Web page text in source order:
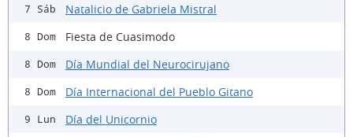
7 Sáb Natalicio de Gabriela Mistral
8 Dom Fiesta de Cuasimodo
8 Dom Día Mundial del Neurocirujano
8 Dom Día Internacional del Pueblo Gitano
9 Lun Día del Unicornio